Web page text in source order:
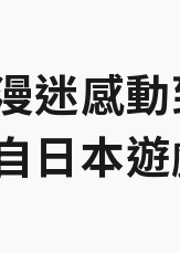
迷感
日本